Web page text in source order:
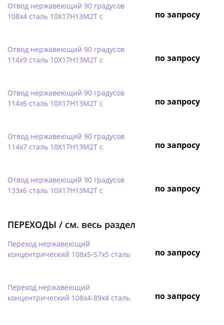
Отвод нержавеющий 90 градусов
108х4 сталь 10Х17Н13М2Т с
по запросу
Отвод нержавеющий 90 градусов
114х9 сталь 10Х17Н13М2Т с
по запросу
Отвод нержавеющий 90 градусов
114х6 сталь 10Х17Н13М2Т с
по запросу
Отвод нержавеющий 90 градусов
114х7 сталь 10Х17Н13М2Т с
по запросу
Отвод нержавеющий 90 градусов
133х6 сталь 10Х17Н13М2Т с
по запросу
ПЕРЕХОДЫ / см. весь раздел
Переход нержавеющий
концентрический 108х5-57х5 сталь
по запросу
Переход нержавеющий
концентрический 108х4-89х4 сталь
по запросу